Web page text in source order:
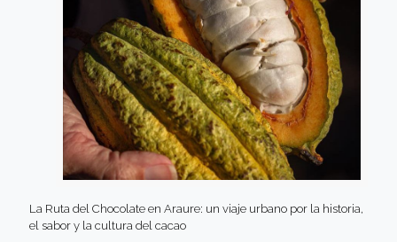
La Ruta del Chocolate en Araure: un viaje urbano por la historia,
el sabor y la cultura del cacao